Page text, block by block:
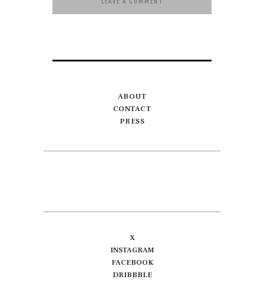
ABOUT
CONTACT
PRESS
X
INSTAGRAM
FACEBOOK
DRIBBBLE